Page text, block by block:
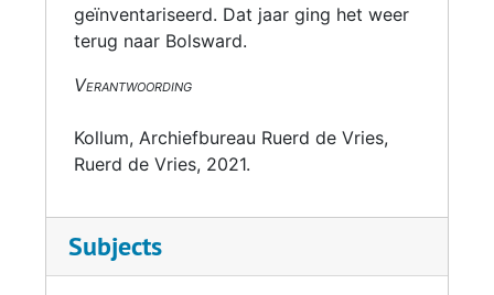
geïnventariseerd. Dat jaar ging het weer
terug naar Bolsward.
Verantwoording
Kollum, Archiefbureau Ruerd de Vries,
Ruerd de Vries, 2021.
Subjects